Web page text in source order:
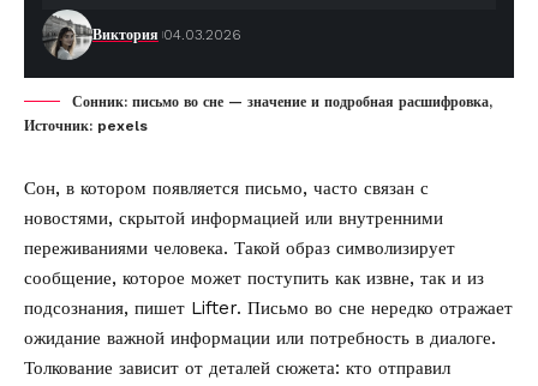
Виктория 04.03.2026
Сонник: письмо во сне — значение и подробная расшифровка,
Источник: pexels
Сон, в котором появляется письмо, часто связан с
новостями, скрытой информацией или внутренними
переживаниями человека. Такой образ символизирует
сообщение, которое может поступить как извне, так и из
подсознания, пишет Lifter. Письмо во сне нередко отражает
ожидание важной информации или потребность в диалоге.
Толкование зависит от деталей сюжета: кто отправил